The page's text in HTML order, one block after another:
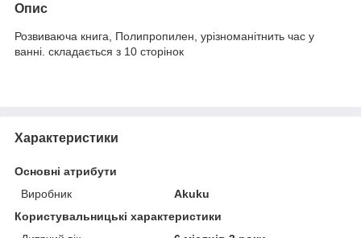
Опис
Розвиваюча книга, Полипропилен, урізноманітнить час у
ванні. складається з 10 сторінок
Характеристики
Основні атрибути
Виробник
Akuku
Користувальницькі характеристики